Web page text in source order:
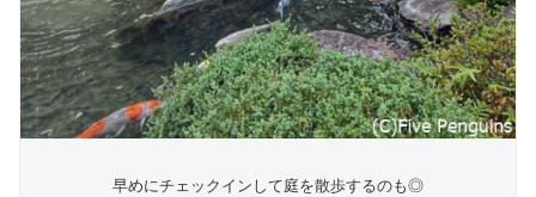
早めにチェックインして庭を散歩するのも◎